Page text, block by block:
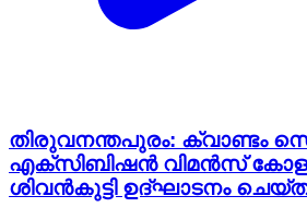
തിരുവനന്തപുരം: ക്വാണ്ടം
എക്സിബിഷൻ വിമൻസ്
ശിവൻകുട്ടി ഉദ്ഘാടനം